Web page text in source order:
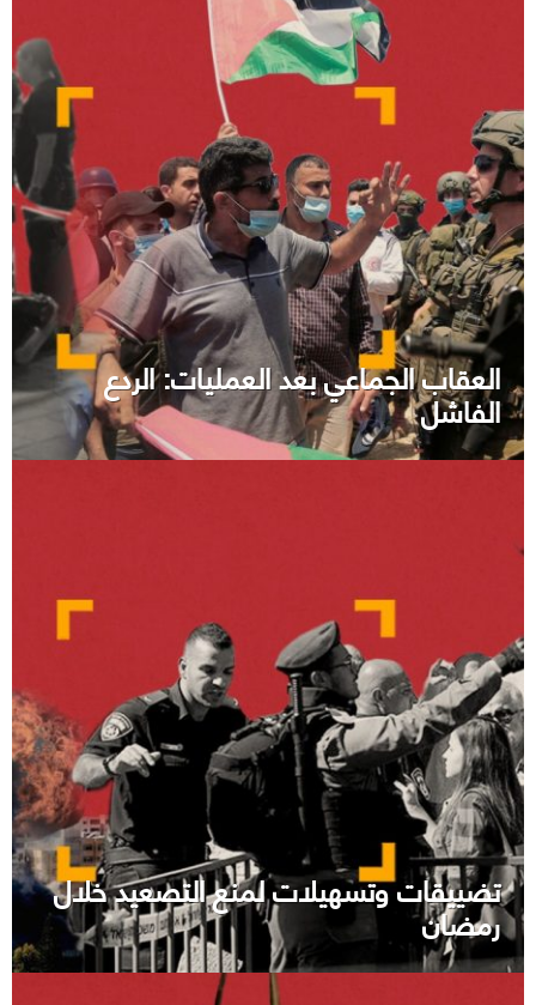
العقاب الجماعي بعد العمليات: الردع
الفاشل
تضييقات وتسهيلات لمنع التصعيد خلال
رمضان